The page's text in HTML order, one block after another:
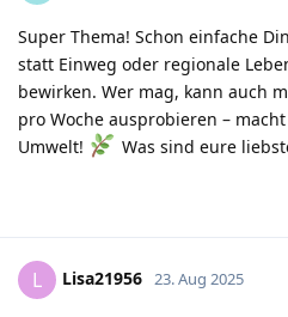
Super Thema! Schon einfache
statt Einweg oder regionale
bewirken. Wer mag, kann auch
pro Woche ausprobieren –
Umwelt!
Was sind eure
L Lisa21956 23. Aug 2025